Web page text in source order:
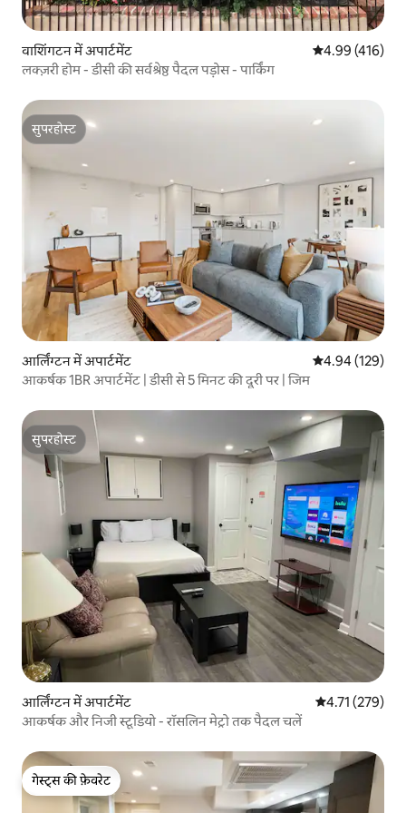
वाशिंगटन में अपार्टमेंट औसत रेटिंग 5 में से
4.99 (416)
लक्ज़री होम - डीसी की सर्वश्रेष्ठ पैदल पड़ोस - पार्किंग
सुपरहोस्ट
सुपरहोस्ट
आर्लिंग्टन में अपार्टमेंट औसत रेटिंग 5 में से
4.94 (129)
आकर्षक 1BR अपार्टमेंट | डीसी से 5 मिनट की दूरी पर | जिम
सुपरहोस्ट
सुपरहोस्ट
आर्लिंग्टन में अपार्टमेंट औसत रेटिंग 5 में से
4.71 (279)
आकर्षक और निजी स्टूडियो - रॉसलिन मेट्रो तक पैदल चलें
गेस्ट्स की फ़ेवरेट
गेस्ट्स की फ़ेवरेट